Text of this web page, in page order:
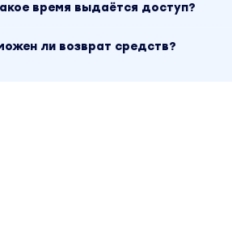
время выдаётся доступ?
ли возврат средств?